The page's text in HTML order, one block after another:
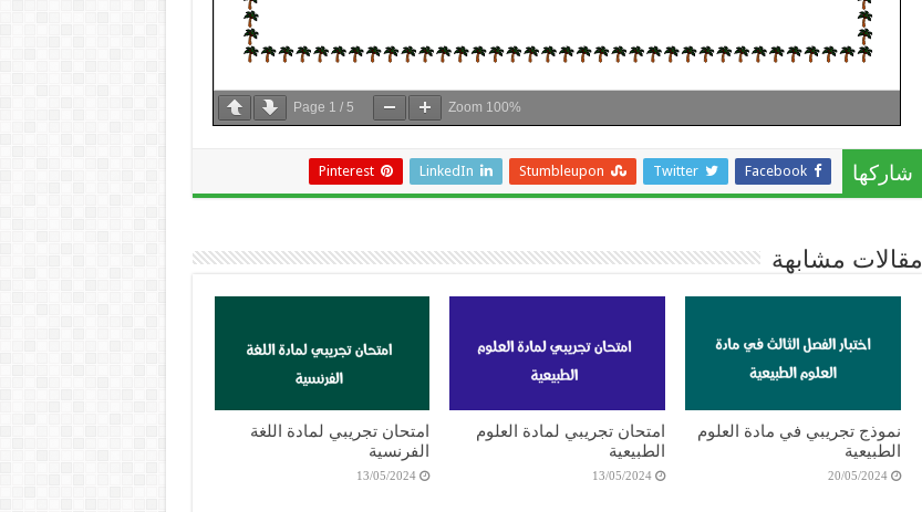
Page 1 / 5 Zoom 100%
شاركها Facebook
Twitter
Stumbleupon
LinkedIn
Pinterest
مقالات مشابهة
نموذج تجريبي في مادة العلوم
الطبيعية
20/05/2024
امتحان تجريبي لمادة العلوم
الطبيعية
13/05/2024
امتحان تجريبي لمادة اللغة
الفرنسية
13/05/2024